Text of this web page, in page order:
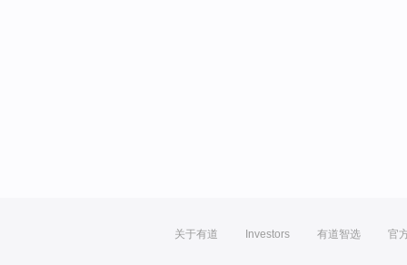
关于有道 Investors 有道智选 官